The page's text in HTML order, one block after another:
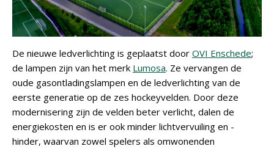
De nieuwe ledverlichting is geplaatst door OVI Enschede;
de lampen zijn van het merk Lumosa. Ze vervangen de
oude gasontladingslampen en de ledverlichting van de
eerste generatie op de zes hockeyvelden. Door deze
modernisering zijn de velden beter verlicht, dalen de
energiekosten en is er ook minder lichtvervuiling en -
hinder, waarvan zowel spelers als omwonenden